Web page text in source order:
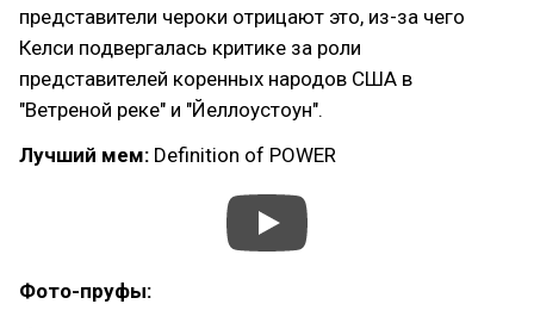
представители чероки отрицают это, из-за чего
Келси подвергалась критике за роли
представителей коренных народов США в
"Ветреной реке" и "Йеллоустоун".
Лучший мем: Definition of POWER
Фото-пруфы: